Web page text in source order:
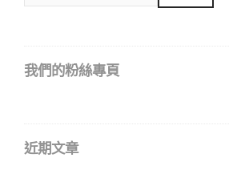
我們的粉絲專頁
近期文章